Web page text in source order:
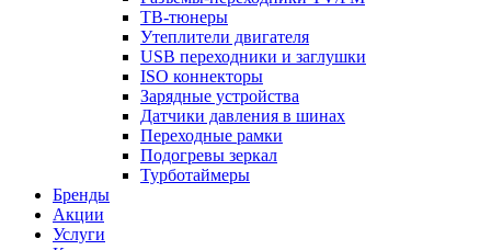
ТВ-тюнеры
Утеплители двигателя
USB переходники и заглушки
ISO коннекторы
Зарядные устройства
Датчики давления в шинах
Переходные рамки
Подогревы зеркал
Турботаймеры
Бренды
Акции
Услуги